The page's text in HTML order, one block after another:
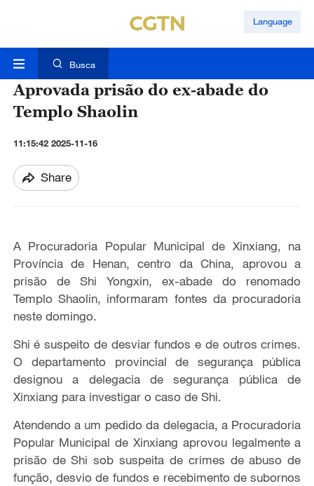
Language
Busca
Aprovada prisão do ex-abade do
Templo Shaolin
11:15:42 2025-11-16
Share
A Procuradoria Popular Municipal de Xinxiang, na
Província de Henan, centro da China, aprovou a
prisão de Shi Yongxin, ex-abade do renomado
Templo Shaolin, informaram fontes da procuradoria
neste domingo.
Shi é suspeito de desviar fundos e de outros crimes.
O departamento provincial de segurança pública
designou a delegacia de segurança pública de
Xinxiang para investigar o caso de Shi.
Atendendo a um pedido da delegacia, a Procuradoria
Popular Municipal de Xinxiang aprovou legalmente a
prisão de Shi sob suspeita de crimes de abuso de
função, desvio de fundos e recebimento de subornos